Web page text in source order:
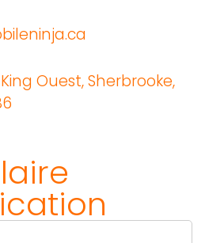
Ouest, Sherbrooke,